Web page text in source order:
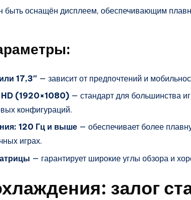
быть оснащён дисплеем, обеспечивающим
17,3″ — зависит от предпочтений и
(1920×1080) — стандарт для большинства
конфигураций.
120 Гц и выше — обеспечивает более
играх.
— гарантирует широкие углы обзора и
залог